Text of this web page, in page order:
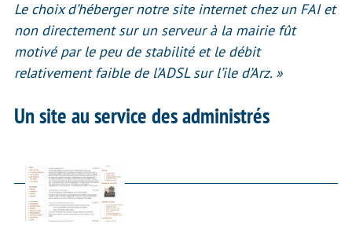
Le choix d’héberger notre site internet chez un FAI et
non directement sur un serveur à la mairie fût
motivé par le peu de stabilité et le débit
relativement faible de l’ADSL sur l’ile d’Arz. »
Un site au service des administrés